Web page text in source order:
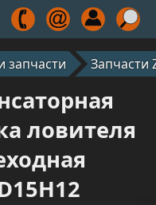
запчасти Запчасти
ловителя